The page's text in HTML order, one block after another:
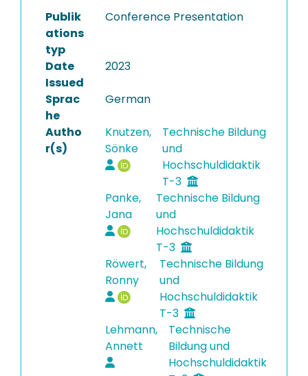
Publik
ations
typ
Conference Presentation
Date
Issued
2023
Sprac
he
German
Autho
r(s)
Knutzen,
Sönke
Technische Bildung
und
Hochschuldidaktik
T-3
Panke,
Jana
Technische Bildung
und
Hochschuldidaktik
T-3
Röwert,
Ronny
Technische Bildung
und
Hochschuldidaktik
T-3
Lehmann,
Annett
Technische
Bildung und
Hochschuldidaktik